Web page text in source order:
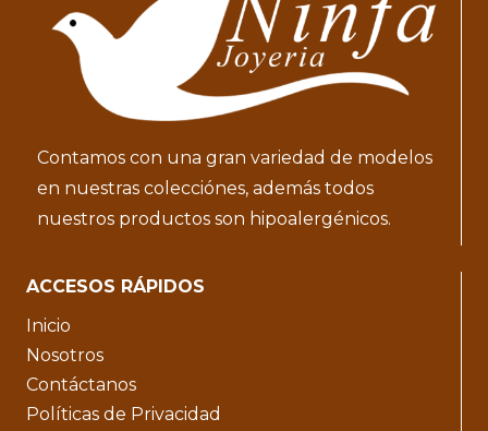
Contamos con una gran variedad de modelos
en nuestras colecciónes, además todos
nuestros productos son hipoalergénicos.
ACCESOS RÁPIDOS
Inicio
Nosotros
Contáctanos
Políticas de Privacidad